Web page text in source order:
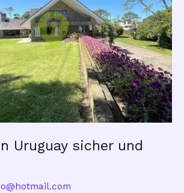
Uruguay sicher und